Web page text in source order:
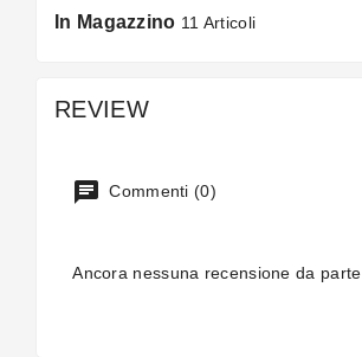
In Magazzino 11 Articoli
REVIEW
Commenti (0)
Ancora nessuna recensione da